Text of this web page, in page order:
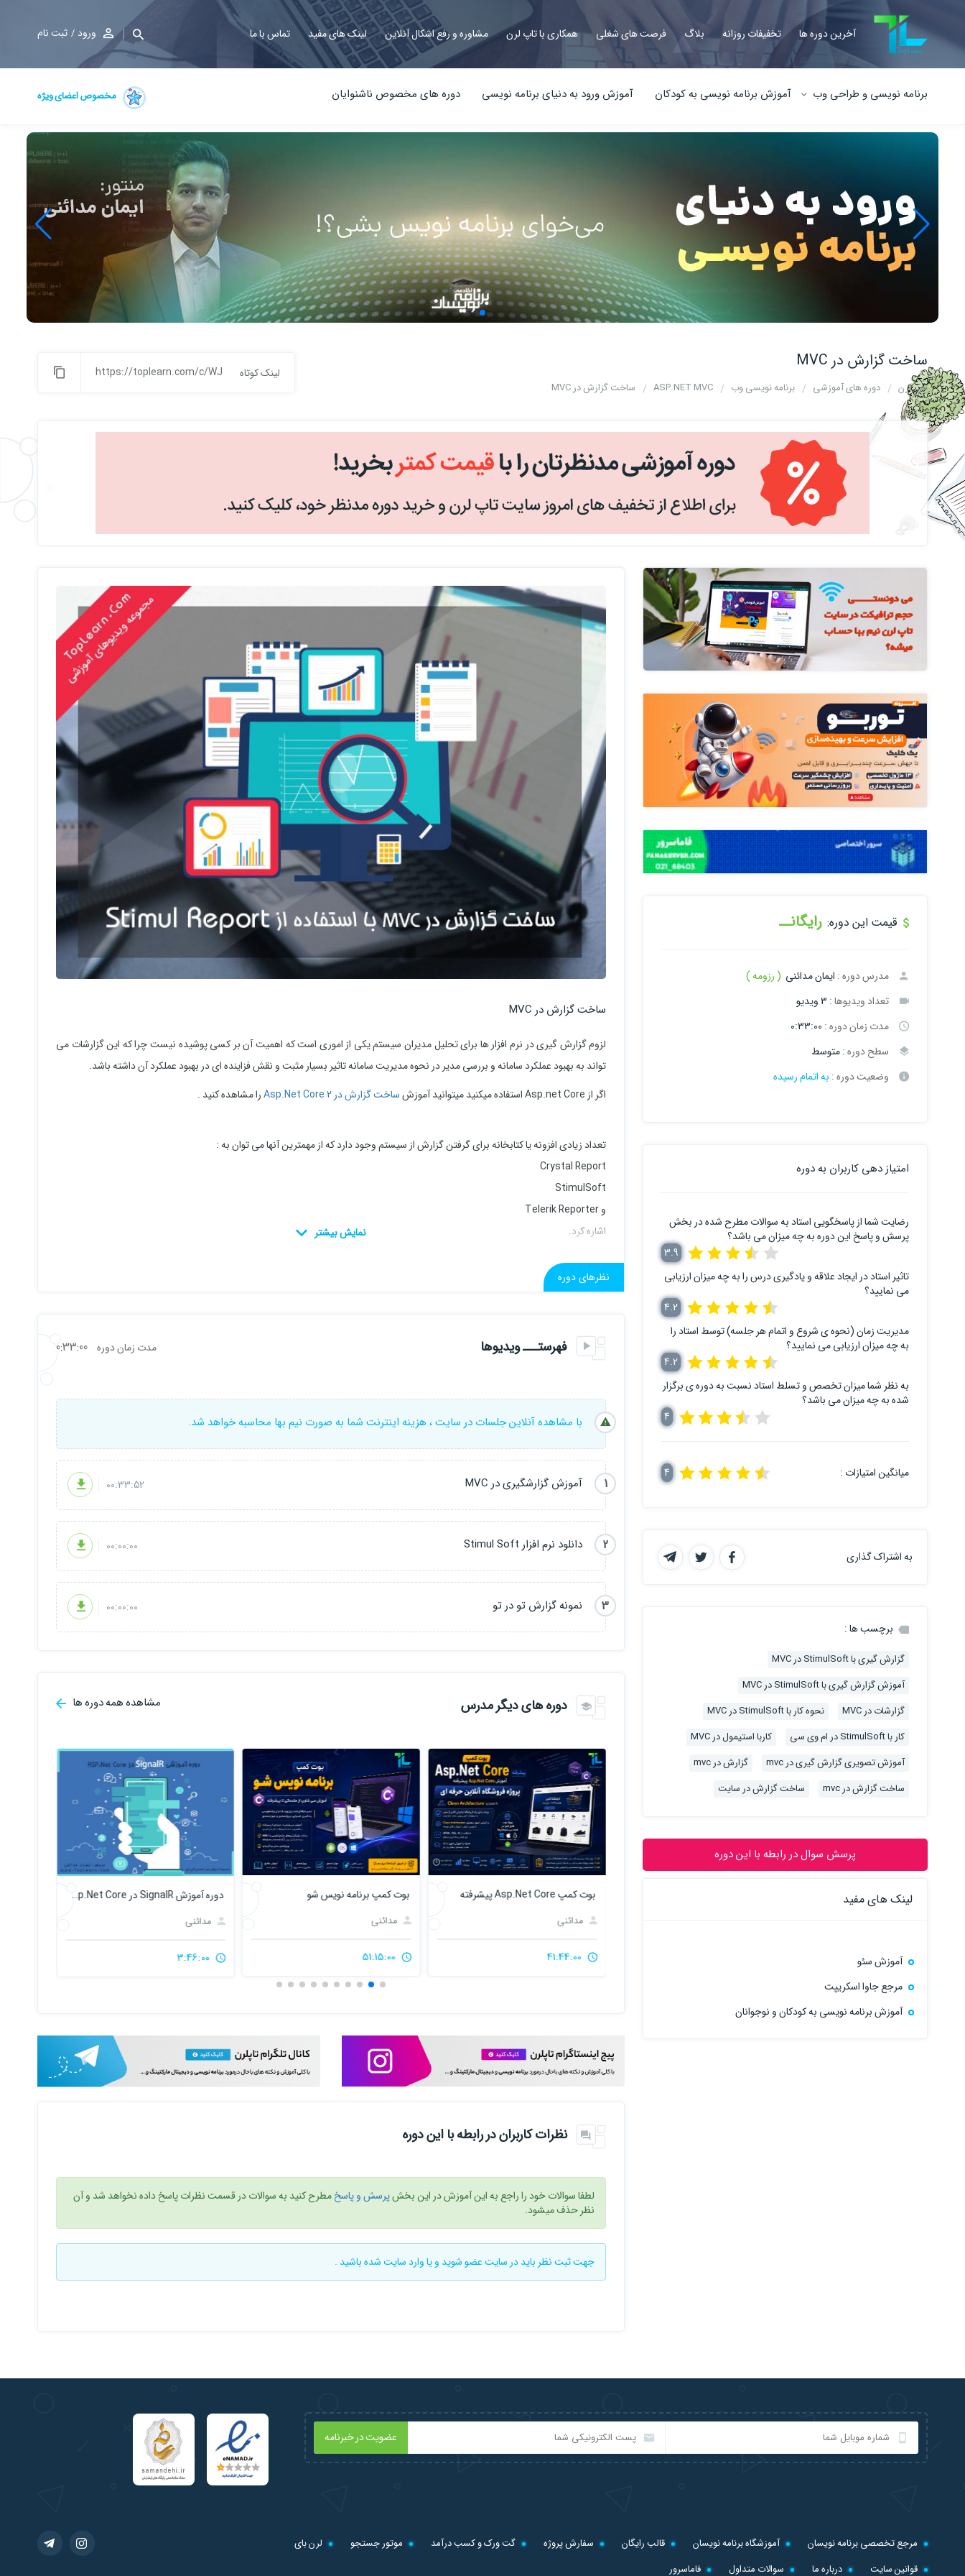
آخرین دوره ها تخفیفات روزانه بلاگ فرصت های شغلی همکاری با تاپ لرن مشاوره و رفع اشکال آنلاین لینک های مفید تماس با ما ورود ثبت نام
برنامه نویسی و طراحی وب آموزش برنامه نویسی به کودکان آموزش ورود به دنیای برنامه نویسی دوره های مخصوص ناشنوایان مخصوص اعضای ویژه
ساخت گزارش در MVC
تاپ لرن دوره های آموزشی برنامه نویسی وب ASP.NET MVC ساخت گزارش در MVC
لینک کوتاه https://toplearn.com/c/WJ
ساخت گزارش در MVC
لزوم گزارش گیری در نرم افزار ها برای تحلیل مدیران سیستم یکی از اموری است که اهمیت آن بر کسی پوشیده نیست چرا که این گزارشات می
تواند به بهبود عملکرد سامانه و بررسی مدیر در نحوه مدیریت سامانه تاثیر بسیار مثبت و نقش فزاینده ای در بهبود عملکرد آن داشته باشد.
اگر از Asp.net Core استفاده میکنید میتوانید آموزش
ساخت گزارش در Asp.Net Core 2 را مشاهده کنید .
تعداد زیادی افزونه یا کتابخانه برای گرفتن گزارش از سیستم وجود دارد که از مهمترین آنها می توان به :
Crystal Report
StimulSoft
و Telerik Reporter
اشاره کرد.
در این آموزش ما با Stimulsoft که یکی از این افزونه هاست آشنا خواهیم شد و نحوه کار با آن را فرا خواهیم گرفت .
نظرهای دوره
فهرستـــ ویدیوها مدت زمان دوره 0:33:00
با مشاهده آنلاین جلسات در سایت ، هزینه اینترنت شما به صورت نیم بها محاسبه خواهد شد.
1 آموزش گزارشگیری در MVC 00:33:52
2 دانلود نرم افزار Stimul Soft 00:00:00
3 نمونه گزارش تو در تو 00:00:00
دوره های دیگر مدرس مشاهده همه دوره ها
بوت کمپ Asp.Net Core پیشرفته
مدائنی
41:44:00
بوت کمپ برنامه نویس شو
مدائنی
51:15:00
دوره آموزش SignalR در Asp.Net Core
مدائنی
نظرات کاربران در رابطه با این دوره
لطفا سوالات خود را راجع به این آموزش در این بخشپرسش و پاسخمطرح کنید به سوالات در قسمت نظرات پاسخ داده نخواهد شد و آن
نظر حذف میشود.
جهت ثبت نظر باید در سایتعضو شوید و یاوارد سایتشده باشید .
قیمت این دوره: رایگانــ
مدرس دوره : ایمان مدائنی ( رزومه )
تعداد ویدیوها : 3 ویدیو
مدت زمان دوره : 0:33:00
سطح دوره :متوسط
وضعیت دوره : به اتمام رسیده
امتیاز دهی کاربران به دوره
رضایت شما از پاسخگویی استاد به سوالات مطرح شده در بخش
پرسش و پاسخ این دوره به چه میزان می باشد؟
3.9
تاثیر استاد در ایجاد علاقه و یادگیری درس را به چه میزان ارزیابی
می نمایید؟
4.2
مدیریت زمان (نحوه ی شروع و اتمام هر جلسه) توسط استاد را
به چه میزان ارزیابی می نمایید؟
4.2
به نظر شما میزان تخصص و تسلط استاد نسبت به دوره ی برگزار
شده به چه میزان می باشد؟
4
میانگین امتیازات : 4
به اشتراک گذاری
برچسب ها :
گزارش گیری با StimulSoft در MVC
آموزش گزارش گیری با StimulSoft در MVC
گزارشات در MVC
نحوه کار با StimulSoft در MVC
کار با StimulSoft در ام وی سی
کاربا استیمول در MVC
آموزش تصویری گزارش گیری در mvc
گزارش در mvc
ساخت گزارش در mvc
ساخت گزارش در سایت
پرسش سوال در رابطه با این دوره
لینک های مفید
آموزش سئو
مرجع جاوا اسکریپت
آموزش برنامه نویسی به کودکان و نوجوانان
عضویت در خبرنامه
مرجع تخصصی برنامه نویسان آموزشگاه برنامه نویسان قالب رایگان سفارش پروژه گت ورک و کسب درآمد موتور جستجو
لرن بای
قوانین سایت
درباره ما سوالات متداول فاماسرور